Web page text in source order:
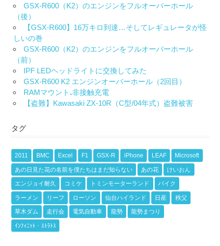
GSX-R600（K2）のエンジンをフルオーバーホール
（後）
【GSX-R600】16万キロ到達…そしてレギュレータが怪
しいの巻
GSX-R600（K2）のエンジンをフルオーバーホール
（前）
IPF LEDヘッドライトに交換してみた
GSX-R600 K2 エンジンオーバーホール（2回目）
RAMマウント₊非接触充電
【盗難】Kawasaki ZX-10R（C型/04年式）盗難被害
タグ
2011 BMC Excel F1 GSX-R iPhone LEAF Microsoft
あの日見た花の名前を僕たちはまだ知らない あの花 けいおん
エンジョイ耐久 コミケ トミンモーターランド バイク
ラーメン リーフ ローソン 仙台ハイランド 日産 秩父
草木ダム 走行会 電気自動車 龍勢 龍勢まつり
ｲﾝﾌｨﾆｯﾄ・ｽﾄﾗﾄｽ